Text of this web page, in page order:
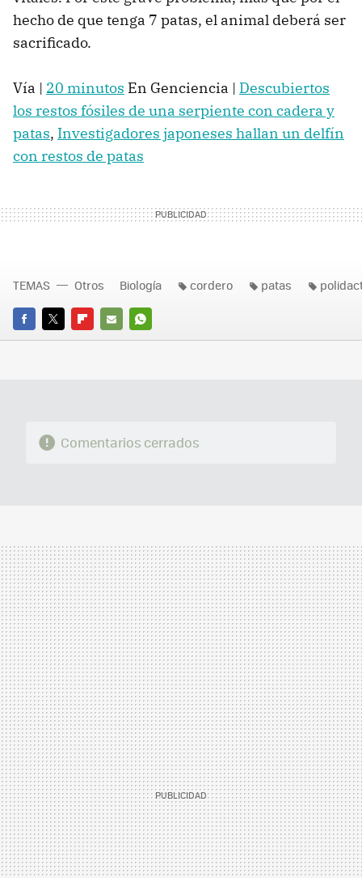
hecho de que tenga 7 patas, el animal deberá ser
sacrificado.
Vía | 20 minutos En Genciencia | Descubiertos
los restos fósiles de una serpiente con cadera y
patas, Investigadores japoneses hallan un delfín
con restos de patas
FACEBOOK
TWITTERFLIPBOARD
E-
WHATSAPP
TEMAS Otros Biología cordero patas
Comentarios cerrados